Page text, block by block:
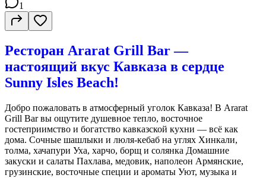
1
Ресторан Ararat Grill Bar —
настоящий вкус Кавказа в сердце
Sunny Isles Beach!
Добро пожаловать в атмосферный уголок Кавказа! В Ararat
Grill Bar вы ощутите душевное тепло, восточное
гостеприимство и богатство кавказской кухни — всё как
дома. Сочные шашлыки и люля-кебаб на углях Хинкали,
толма, хачапури Уха, харчо, борщ и солянка Домашние
закуски и салаты Пахлава, медовик, наполеон Армянские,
грузинские, восточные специи и ароматы Уют, музыка и